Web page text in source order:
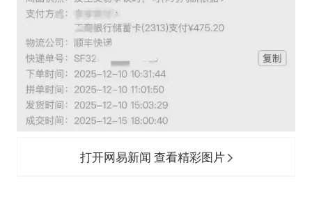
打开网易新闻 查看精彩图片